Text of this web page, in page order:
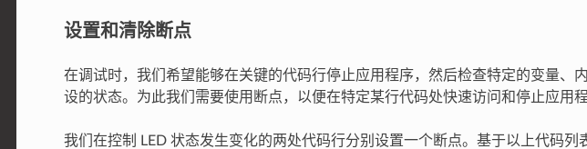
设置和清除断点
在调试时，我们希望能够在关键的代码行停止应用程序，然后检查特定的变量、
设的状态。为此我们需要使用断点，以便在特定某行代码处快速访问和停止应用程
我们在控制 LED 状态发生变化的两处代码行分别设置一个断点。基于以上代码列